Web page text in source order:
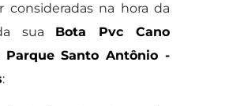
consideradas na hora da
sua Bota Pvc Cano
Parque Santo Antônio -
: